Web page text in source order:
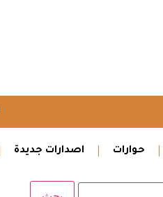
حوارات اصدارات جديدة